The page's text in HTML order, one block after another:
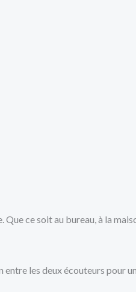
ce soit au bureau, à la
les deux écouteurs pour